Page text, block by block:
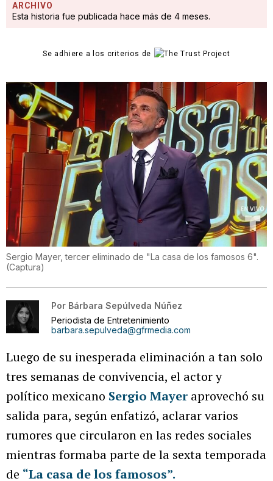
ARCHIVO
Esta historia fue publicada hace más de 4 meses.
Se adhiere a los criterios de
Sergio Mayer, tercer eliminado de "La casa de los famosos 6".
(Captura)
Por Bárbara Sepúlveda Núñez
Periodista de Entretenimiento
barbara.sepulveda@gfrmedia.com
Luego de su inesperada eliminación a tan solo
tres semanas de convivencia, el actor y
político mexicano Sergio Mayer aprovechó su
salida para, según enfatizó, aclarar varios
rumores que circularon en las redes sociales
mientras formaba parte de la sexta temporada
de “La casa de los famosos”.